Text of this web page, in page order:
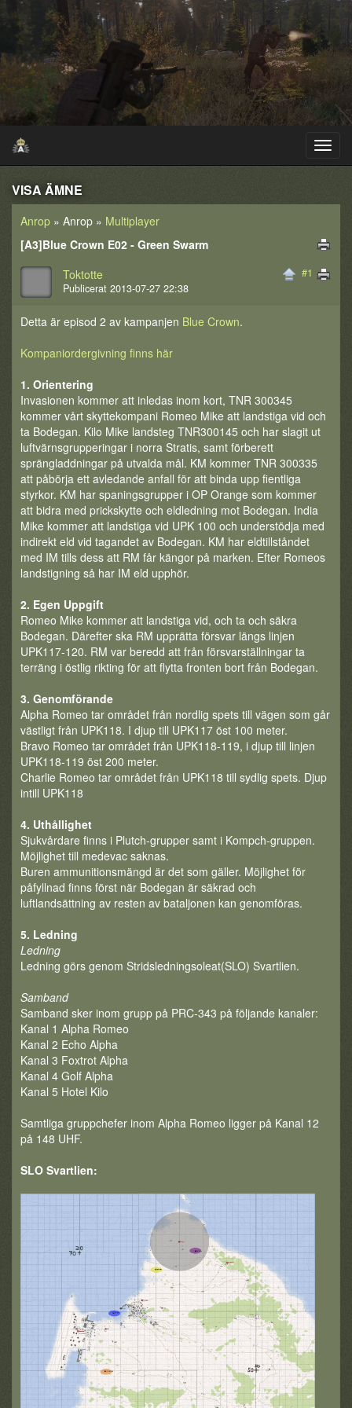
VISA ÄMNE
Anrop » Anrop » Multiplayer
[A3]Blue Crown E02 - Green Swarm
#1
Toktotte
Publicerat 2013-07-27 22:38
Detta är episod 2 av kampanjen Blue Crown.
Kompaniordergivning finns här
1. Orientering
Invasionen kommer att inledas inom kort, TNR 300345
kommer vårt skyttekompani Romeo Mike att landstiga vid och
ta Bodegan. Kilo Mike landsteg TNR300145 och har slagit ut
luftvärnsgrupperingar i norra Stratis, samt förberett
sprängladdningar på utvalda mål. KM kommer TNR 300335
att påbörja ett avledande anfall för att binda upp fientliga
styrkor. KM har spaningsgrupper i OP Orange som kommer
att bidra med prickskytte och eldledning mot Bodegan. India
Mike kommer att landstiga vid UPK 100 och understödja med
indirekt eld vid tagandet av Bodegan. KM har eldtillståndet
med IM tills dess att RM får kängor på marken. Efter Romeos
landstigning så har IM eld upphör.
2. Egen Uppgift
Romeo Mike kommer att landstiga vid, och ta och säkra
Bodegan. Därefter ska RM upprätta försvar längs linjen
UPK117-120. RM var beredd att från försvarställningar ta
terräng i östlig rikting för att flytta fronten bort från Bodegan.
3. Genomförande
Alpha Romeo tar området från nordlig spets till vägen som går
västligt från UPK118. I djup till UPK117 öst 100 meter.
Bravo Romeo tar området från UPK118-119, i djup till linjen
UPK118-119 öst 200 meter.
Charlie Romeo tar området från UPK118 till sydlig spets. Djup
intill UPK118
4. Uthållighet
Sjukvårdare finns i Plutch-grupper samt i Kompch-gruppen.
Möjlighet till medevac saknas.
Buren ammunitionsmängd är det som gäller. Möjlighet för
påfyllnad finns först när Bodegan är säkrad och
luftlandsättning av resten av bataljonen kan genomföras.
5. Ledning
Ledning
Ledning görs genom Stridsledningsoleat(SLO) Svartlien.
Samband
Samband sker inom grupp på PRC-343 på följande kanaler:
Kanal 1 Alpha Romeo
Kanal 2 Echo Alpha
Kanal 3 Foxtrot Alpha
Kanal 4 Golf Alpha
Kanal 5 Hotel Kilo
Samtliga gruppchefer inom Alpha Romeo ligger på Kanal 12
på 148 UHF.
SLO Svartlien: